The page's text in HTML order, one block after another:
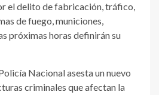
el delito de fabricación, tráfico,
de fuego, municiones,
próximas horas definirán su
Nacional asesta un nuevo
criminales que afectan la